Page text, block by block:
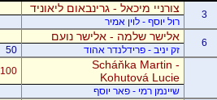
3
צורניי מיכאל - גרינבאום ליאוניד
רול יוסף - לוין אמיר
6
אלישר שלמה - אלישר נועם
זק יניב - פרידלנדר אהוד
50
Scháňka Martin -
Kohutová Lucie
100
שיינמן רמי - פאר יוסף